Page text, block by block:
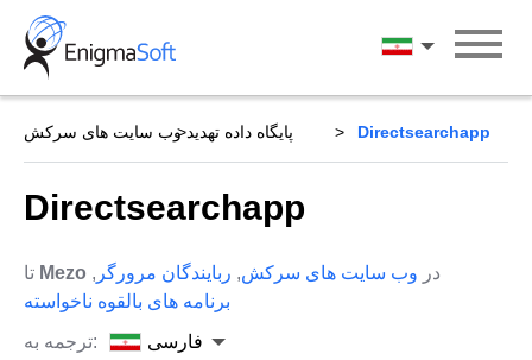
Skip
content
فارسی
پایگاه داده تهدید وب سایت های سرکش Directsearchapp
Directsearchapp
Mezo در وب سایت های سرکش, ربایندگان مرورگر ,
برنامه های بالقوه ناخواسته
ترجمه به:
فارسی